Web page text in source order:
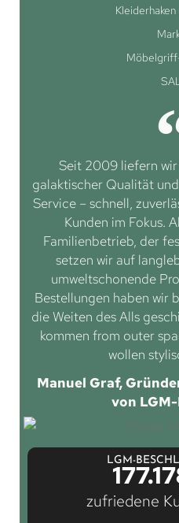
Seit 2009 liefern
galaktischer Qualität
Service – schnell,
Kunden im Fokus.
Familienbetrieb, der
setzen wir auf
umweltschonende
Bestellungen haben wir
die Weiten des Alls
kommen from outer
wollen
Manuel Graf,
von
LGM-
zufriedene